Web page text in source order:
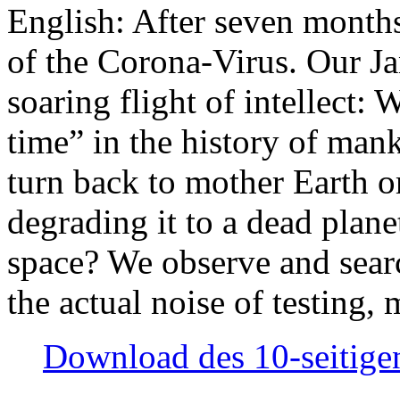
English: After seven
of the Corona-Virus. Our
soaring flight of intellect:
time” in the history of
turn back to mother Earth
degrading it to a dead
space? We observe and
the actual noise of testing,
Download des 10-